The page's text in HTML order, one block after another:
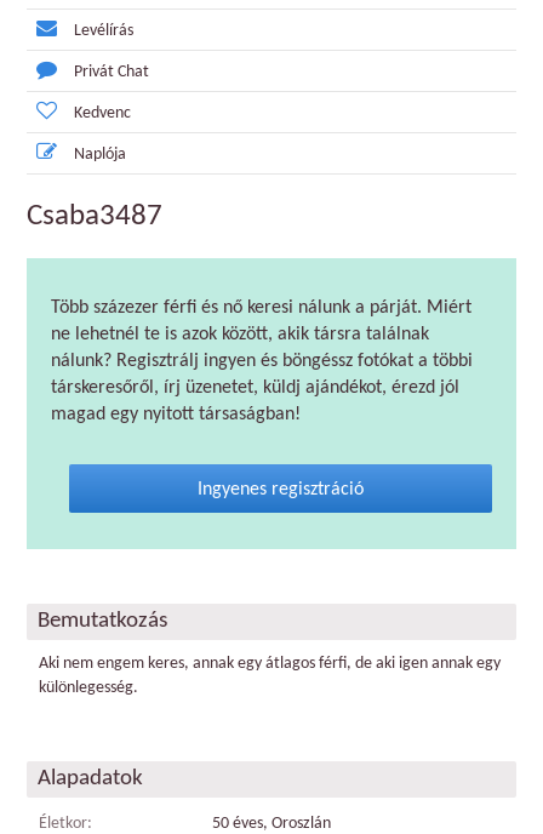
Levélírás
Privát Chat
Kedvenc
Naplója
Csaba3487
Több százezer férfi és nő keresi nálunk a párját. Miért
ne lehetnél te is azok között, akik társra találnak
nálunk? Regisztrálj ingyen és böngéssz fotókat a többi
társkeresőről, írj üzenetet, küldj ajándékot, érezd jól
magad egy nyitott társaságban!
Ingyenes regisztráció
Bemutatkozás
Aki nem engem keres, annak egy átlagos férfi, de aki igen annak egy
különlegesség.
Alapadatok
Életkor: 50 éves, Oroszlán